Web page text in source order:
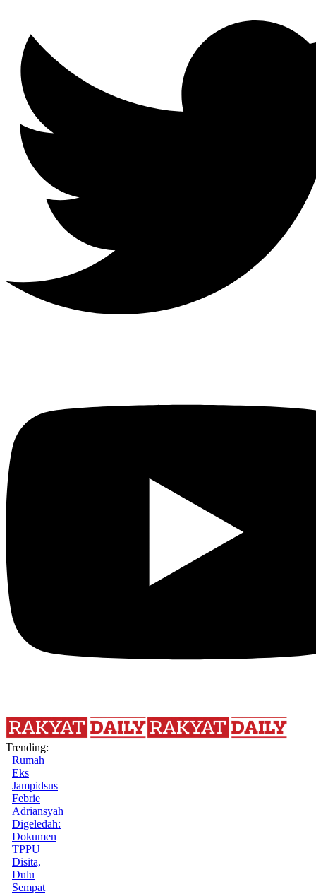
Trending:
Rumah
Eks
Jampidsus
Febrie
Adriansyah
Digeledah:
Dokumen
TPPU
Disita,
Dulu
Sempat